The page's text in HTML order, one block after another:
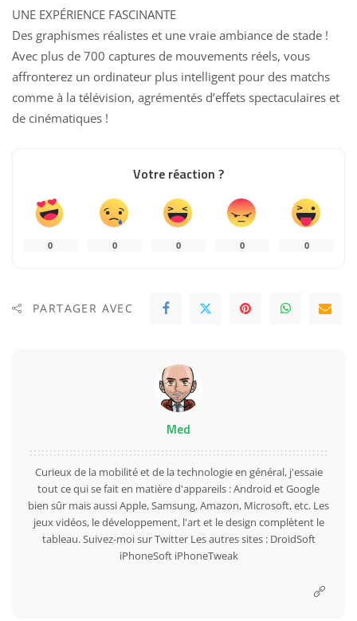
UNE EXPÉRIENCE FASCINANTE
Des graphismes réalistes et une vraie ambiance de stade !
Avec plus de 700 captures de mouvements réels, vous
affronterez un ordinateur plus intelligent pour des matchs
comme à la télévision, agrémentés d’effets spectaculaires et
de cinématiques !
Votre réaction ?
0 0 0 0 0
PARTAGER AVEC
Med
Curieux de la mobilité et de la technologie en général, j'essaie
tout ce qui se fait en matière d'appareils : Android et Google
bien sûr mais aussi Apple, Samsung, Amazon, Microsoft, etc. Les
jeux vidéos, le développement, l'art et le design complètent le
tableau. Suivez-moi surTwitterLes autres sites : DroidSoft
iPhoneSoft iPhoneTweak